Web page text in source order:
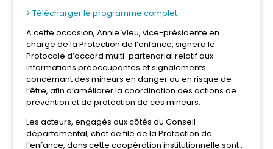
> Télécharger le programme complet
A cette occasion, Annie Vieu, vice-présidente en
charge de la Protection de l’enfance, signera le
Protocole d’accord multi-partenarial relatif aux
informations préoccupantes et signalements
concernant des mineurs en danger ou en risque de
l’être, afin d’améliorer la coordination des actions de
prévention et de protection de ces mineurs.
Les acteurs, engagés aux côtés du Conseil
départemental, chef de file de la Protection de
l’enfance, dans cette coopération institutionnelle sont :